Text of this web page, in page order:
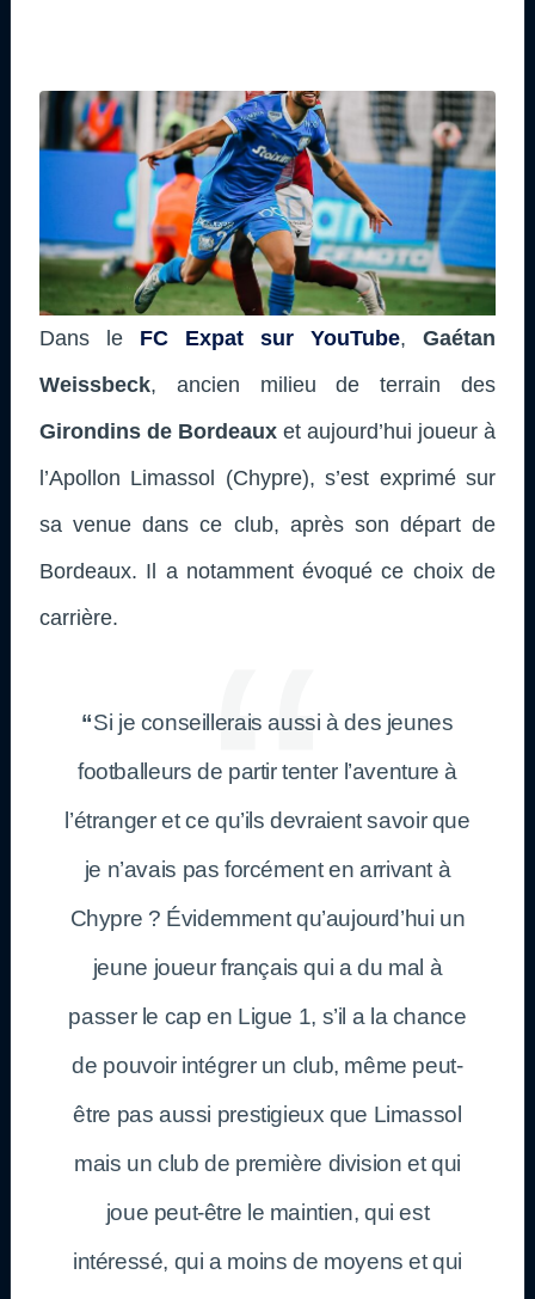
Dans le FC Expat sur YouTube, Gaétan
Weissbeck, ancien milieu de terrain des
Girondins de Bordeaux et aujourd’hui joueur à
l’Apollon Limassol (Chypre),s’est exprimé sur
sa venue dans ce club, après son départ de
Bordeaux. Il a notamment évoqué ce choix de
carrière.
“Si je conseillerais aussi à des jeunes
footballeurs de partir tenter l’aventure à
l’étranger et ce qu’ils devraient savoir que
je n’avais pas forcément en arrivant à
Chypre ? Évidemment qu’aujourd’hui un
jeune joueur français qui a du mal à
passer le cap en Ligue 1, s’il a la chance
de pouvoir intégrer un club, même peut-
être pas aussi prestigieux que Limassol
mais un club de première division et qui
joue peut-être le maintien, qui est
intéressé, qui a moins de moyens et qui